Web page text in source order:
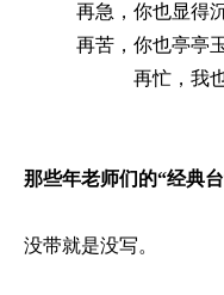
再急，你也显得
再苦，你也亭亭
再忙，我
那些年老师们的“经典台
没带就是没写。